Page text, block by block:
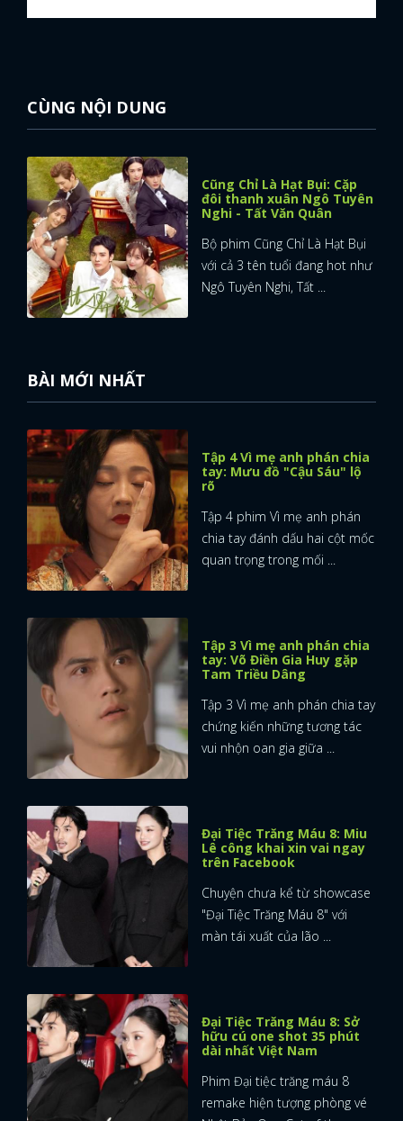
CÙNG NỘI DUNG
Cũng Chỉ Là Hạt Bụi: Cặp
đôi thanh xuân Ngô Tuyên
Nghi - Tất Văn Quân
Bộ phim Cũng Chỉ Là Hạt Bụi
với cả 3 tên tuổi đang hot như
Ngô Tuyên Nghi, Tất ...
BÀI MỚI NHẤT
Tập 4 Vì mẹ anh phán chia
tay: Mưu đồ "Cậu Sáu" lộ
rõ
Tập 4 phim Vì mẹ anh phán
chia tay đánh dấu hai cột mốc
quan trọng trong mối ...
Tập 3 Vì mẹ anh phán chia
tay: Võ Điền Gia Huy gặp
Tam Triều Dâng
Tập 3 Vì mẹ anh phán chia tay
chứng kiến những tương tác
vui nhộn oan gia giữa ...
Đại Tiệc Trăng Máu 8: Miu
Lê công khai xin vai ngay
trên Facebook
Chuyện chưa kể từ showcase
"Đại Tiệc Trăng Máu 8" với
màn tái xuất của lão ...
Đại Tiệc Trăng Máu 8: Sở
hữu cú one shot 35 phút
dài nhất Việt Nam
Phim Đại tiệc trăng máu 8
remake hiện tượng phòng vé